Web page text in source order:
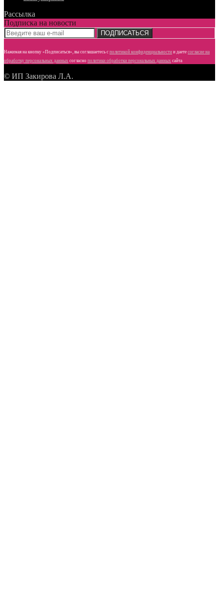
Рассылка
Подписка на новости
ПОДПИСАТЬСЯ
Нажимая на кнопку «Подписаться», вы соглашаетесь с политикой конфиденциальности и даете согласие на
обработку персональных данных согласно политики обработки персональных данных сайта
© ИП Закирова Л.А.